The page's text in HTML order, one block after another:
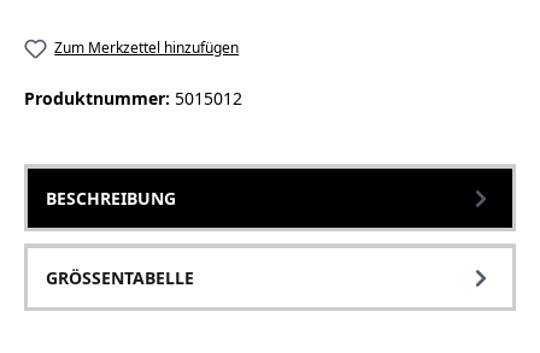
Zum Merkzettel hinzufügen
Produktnummer: 5015012
BESCHREIBUNG
GRÖSSENTABELLE